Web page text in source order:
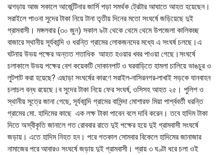
ঝগড়ায় আজ সকালে আর্জেন্টিনার জার্সি পড়া সমর্থক ট্রেটার আঘাতে আহত হয়েছেন।
সরাইলে পাওনা সুদের টাকা নিয়ে টানা তৃতীয় দিনের মতো সংঘর্ষে জড়িয়েছে দুই
গ্রামবাসী। মঙ্গলবার (৩০ জুন) সকাল ৯টা থেকে থেমে থেমে উপজেলা কালিকচ্ছ
বাজারে স্থানীয় সূর্যকান্দি ও ধরন্তি গ্রামের লোকজনদের মধ্যে এ সংঘর্ষ চলছে।এ
ঘটনায় উভয় পক্ষের অন্তত শতাধিক আহত হওয়ার খবর পাওয়া গেছে।সংঘর্ষে
চলাকালে উভয় পক্ষের বেশ কয়েকটি দোকানপাট ও ঘরবাড়িতে হামলা চালিয়ে ভাঙচুর ও
লুটপাট করা হয়েছে? এছাড়া সংঘর্ষের কারণে সরাইল-নাসিরনগর-লাখাই সড়কে যানবাহন
চলাচল বন্ধ রয়েছে।ব সুদের টাকা নিয়ে ফের সংঘর্ষ, ওসিসহ আহত ২৫। পুলিশ ও
স্থানীয় সূত্রে জানা গেছে, সূর্যকান্দি গ্রামের বাসিন্দা মোশারফ মিয়া পার্শ্ববর্তী ধরন্তি
গ্রামের মো. হাদিমের কাছে এক লক্ষ টাকা পাবেন বলে দাবি করেন। তবে হাদিম টাকা
দিতে অস্বীকৃতি জানালে গত রোববার রাতে দুই পক্ষের হয়ে দুই গ্রামবাসী সংঘর্ষে
জড়ায়। এতে হাদিম নিহত হন। পরে গতকাল সোমবার বিকেলে হাদিমের জানাজার
নামাজের পরে আবারও সংঘর্ষে জড়ায় দুই গ্রামবাসী। প্রায় ৩ ঘণ্টা ধরে চলা ওই